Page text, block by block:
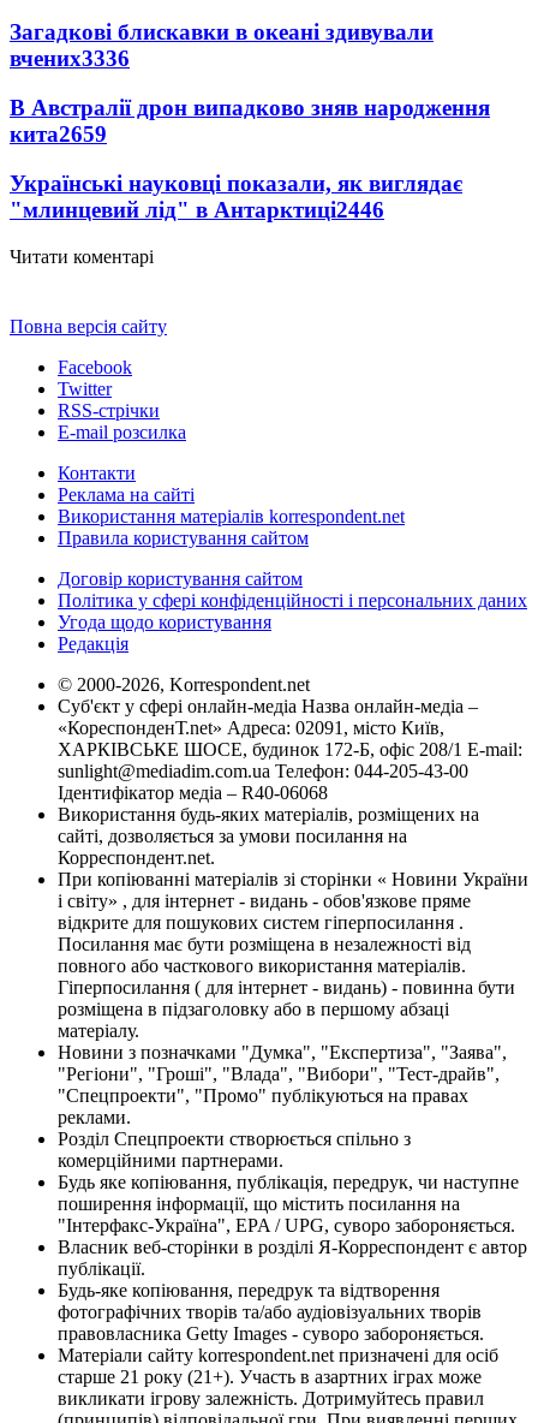
Загадкові блискавки в океані здивували
вчених3336
В Австралії дрон випадково зняв народження
кита2659
Українські науковці показали, як виглядає
"млинцевий лід" в Антарктиці2446
Читати коментарі
Повна версія сайту
Facebook
Twitter
RSS-стрічки
E-mail розсилка
Контакти
Реклама на сайті
Використання матеріалів korrespondent.net
Правила користування сайтом
Договір користування сайтом
Політика у сфері конфіденційності і персональних даних
Угода щодо користування
Редакція
© 2000-2026, Korrespondent.net
Суб'єкт у сфері онлайн-медіа Назва онлайн-медіа –
«КореспонденТ.net» Адреса: 02091, місто Київ,
ХАРКІВСЬКЕ ШОСЕ, будинок 172-Б, офіс 208/1 E-mail:
sunlight@mediadim.com.ua Телефон: 044-205-43-00
Ідентифікатор медіа – R40-06068
Використання будь-яких матеріалів, розміщених на
сайті, дозволяється за умови посилання на
Корреспондент.net.
При копіюванні матеріалів зі сторінки « Новини України
і світу» , для інтернет - видань - обов'язкове пряме
відкрите для пошукових систем гіперпосилання .
Посилання має бути розміщена в незалежності від
повного або часткового використання матеріалів.
Гіперпосилання ( для інтернет - видань) - повинна бути
розміщена в підзаголовку або в першому абзаці
матеріалу.
Новини з позначками "Думка", "Експертиза", "Заява",
"Регіони", "Гроші", "Влада", "Вибори", "Тест-драйв",
"Спецпроекти", "Промо" публікуються на правах
реклами.
Розділ Спецпроекти створюється спільно з
комерційними партнерами.
Будь яке копіювання, публікація, передрук, чи наступне
поширення інформації, що містить посилання на
"Інтерфакс-Україна", EPA / UPG, суворо забороняється.
Власник веб-сторінки в розділі Я-Корреспондент є автор
публікації.
Будь-яке копіювання, передрук та відтворення
фотографічних творів та/або аудіовізуальних творів
правовласника Getty Images - суворо забороняється.
Матеріали сайту korrespondent.net призначені для осіб
старше 21 року (21+). Участь в азартних іграх може
викликати ігрову залежність. Дотримуйтесь правил